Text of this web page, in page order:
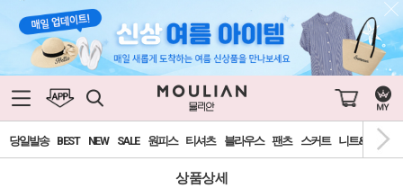
당일발송 BEST NEW SALE 원피스 티셔츠 블라우스 팬츠 스커트 니트&가디건
상품상세